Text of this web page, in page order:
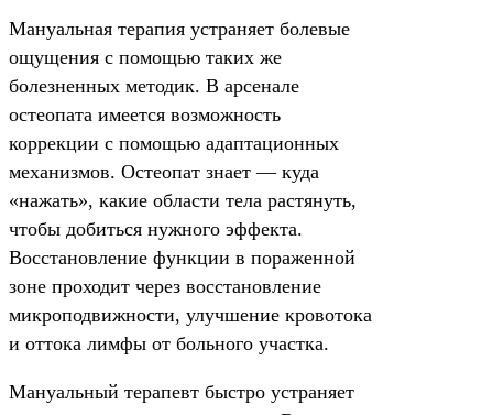
Мануальная терапия устраняет болевые
ощущения с помощью таких же
болезненных методик. В арсенале
остеопата имеется возможность
коррекции с помощью адаптационных
механизмов. Остеопат знает — куда
«нажать», какие области тела растянуть,
чтобы добиться нужного эффекта.
Восстановление функции в пораженной
зоне проходит через восстановление
микроподвижности, улучшение кровотока
и оттока лимфы от больного участка.
Мануальный терапевт быстро устраняет